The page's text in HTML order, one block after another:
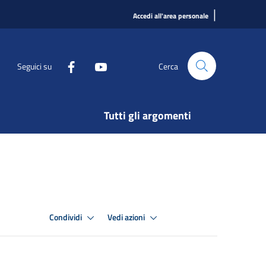
Accedi all'area personale |
Seguici su Cerca
Tutti gli argomenti
Condividi Vedi azioni